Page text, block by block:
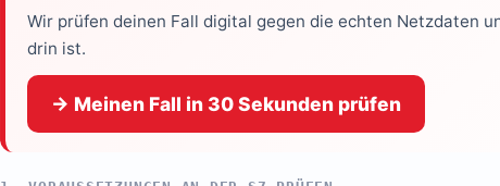
Wir prüfen deinen Fall digital gegen die echten Netzdaten
drin ist.
→ Meinen Fall in 30 Sekunden prüfen